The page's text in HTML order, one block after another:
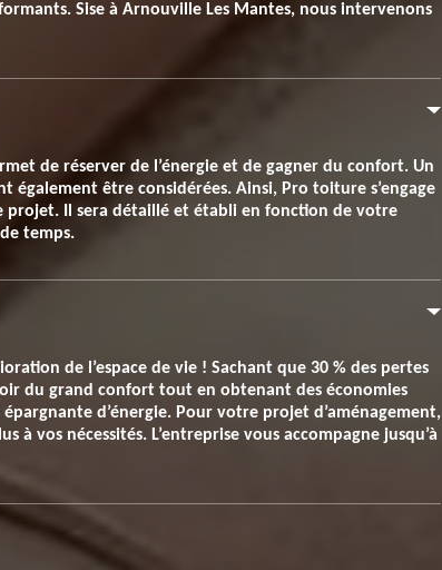
Sise à Arnouville Les Mantes, nous intervenons
de réserver de l’énergie et de gagner du confort. Un
également être considérées. Ainsi, Pro toiture s’engage
projet. Il sera détaillé et établi en fonction de votre
temps.
de l’espace de vie ! Sachant que 30 % des pertes
du grand confort tout en obtenant des économies
d’énergie. Pour votre projet d’aménagement,
vos nécessités. L’entreprise vous accompagne jusqu’à